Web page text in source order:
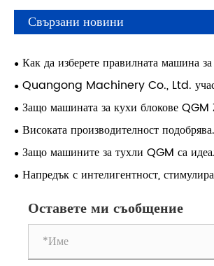
Свързани новини
Как да изберете правилната машина
вашата фабрика?
Quangong Machinery Co., Ltd.
конференция за технически обмен за
оползотворяване на твърди отпадъци от
Защо машината за кухи блокове
идеалният избор за производство на
кухи блокове
Високата производителност подобрява
конкурентоспособността на бизнеса
Защо машините за тухли QGM са
строителни проекти в Близкия изток
Напредък с интелигентност,
Списък на проекти за интелигентни
ниво“
Оставете ми съобщение